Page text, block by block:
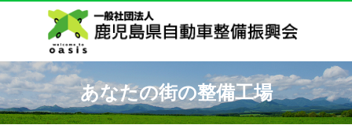
あなたの街の整備工場